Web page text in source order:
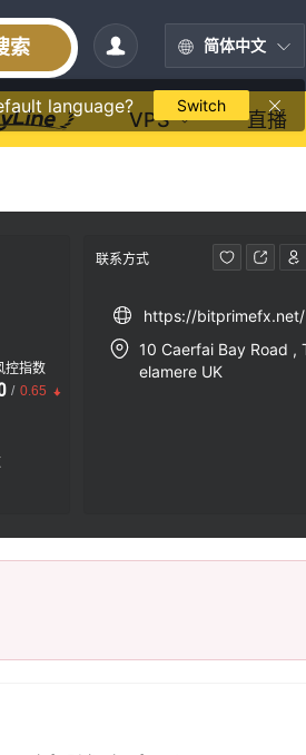
索 简体中文
language? Switch
VPS 直播
控指数
/ 0.65
联系方式
https://bitprimefx.net/
10 Caerfai Bay Road ,
elamere UK